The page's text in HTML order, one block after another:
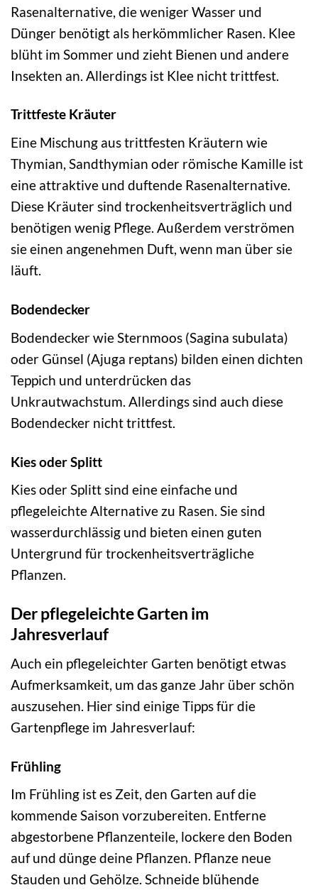
Rasenalternative, die weniger Wasser und
Dünger benötigt als herkömmlicher Rasen. Klee
blüht im Sommer und zieht Bienen und andere
Insekten an. Allerdings ist Klee nicht trittfest.
Trittfeste Kräuter
Eine Mischung aus trittfesten Kräutern wie
Thymian, Sandthymian oder römische Kamille ist
eine attraktive und duftende Rasenalternative.
Diese Kräuter sind trockenheitsverträglich und
benötigen wenig Pflege. Außerdem verströmen
sie einen angenehmen Duft, wenn man über sie
läuft.
Bodendecker
Bodendecker wie Sternmoos (Sagina subulata)
oder Günsel (Ajuga reptans) bilden einen dichten
Teppich und unterdrücken das
Unkrautwachstum. Allerdings sind auch diese
Bodendecker nicht trittfest.
Kies oder Splitt
Kies oder Splitt sind eine einfache und
pflegeleichte Alternative zu Rasen. Sie sind
wasserdurchlässig und bieten einen guten
Untergrund für trockenheitsverträgliche
Pflanzen.
Der pflegeleichte Garten im
Jahresverlauf
Auch ein pflegeleichter Garten benötigt etwas
Aufmerksamkeit, um das ganze Jahr über schön
auszusehen. Hier sind einige Tipps für die
Gartenpflege im Jahresverlauf:
Frühling
Im Frühling ist es Zeit, den Garten auf die
kommende Saison vorzubereiten. Entferne
abgestorbene Pflanzenteile, lockere den Boden
auf und dünge deine Pflanzen. Pflanze neue
Stauden und Gehölze. Schneide blühende